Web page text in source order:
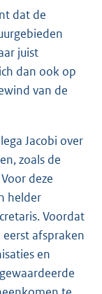
dat de
juist
dan ook op
van de
Jacobi over
zoals de
deze
helder
Voordat
afspraken
en